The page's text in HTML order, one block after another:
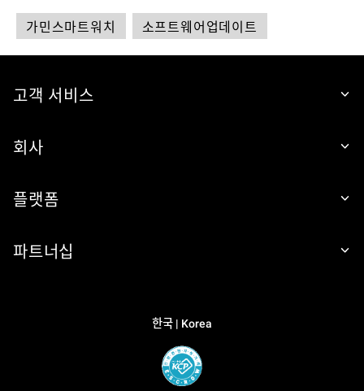
가민스마트워치 소프트웨어업데이트
고객 서비스
회사
플랫폼
파트너십
한국 | Korea